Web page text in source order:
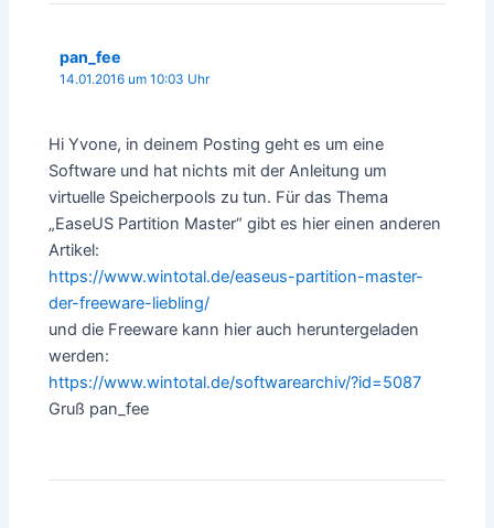
pan_fee
14.01.2016 um 10:03 Uhr
Hi Yvone, in deinem Posting geht es um eine
Software und hat nichts mit der Anleitung um
virtuelle Speicherpools zu tun. Für das Thema
„EaseUS Partition Master“ gibt es hier einen anderen
Artikel:
https://www.wintotal.de/easeus-partition-master-
der-freeware-liebling/
und die Freeware kann hier auch heruntergeladen
werden:
https://www.wintotal.de/softwarearchiv/?id=5087
Gruß pan_fee